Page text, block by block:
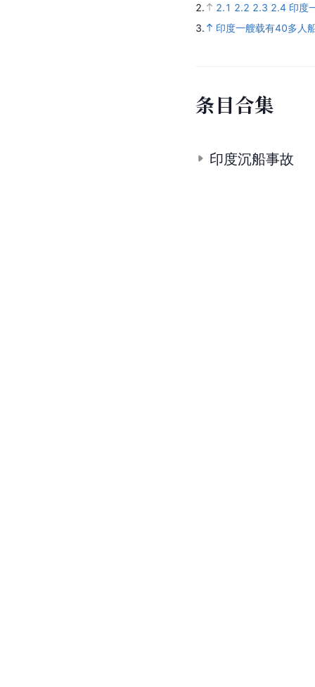
2.
2.1 2.2 2.3 2.4 印度
3.
印度一艘载有40多人
条目合集
印度沉船事故